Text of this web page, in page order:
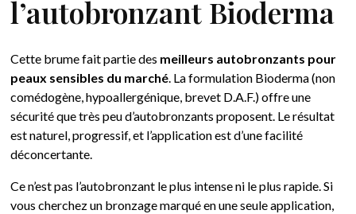
l’autobronzant Bioderma
Cette brume fait partie des meilleurs autobronzants pour
peaux sensibles du marché . La formulation Bioderma (non
comédogène, hypoallergénique, brevet D.A.F.) offre une
sécurité que très peu d’autobronzants proposent. Le résultat
est naturel, progressif, et l’application est d’une facilité
déconcertante.
Ce n’est pas l’autobronzant le plus intense ni le plus rapide. Si
vous cherchez un bronzage marqué en une seule application,